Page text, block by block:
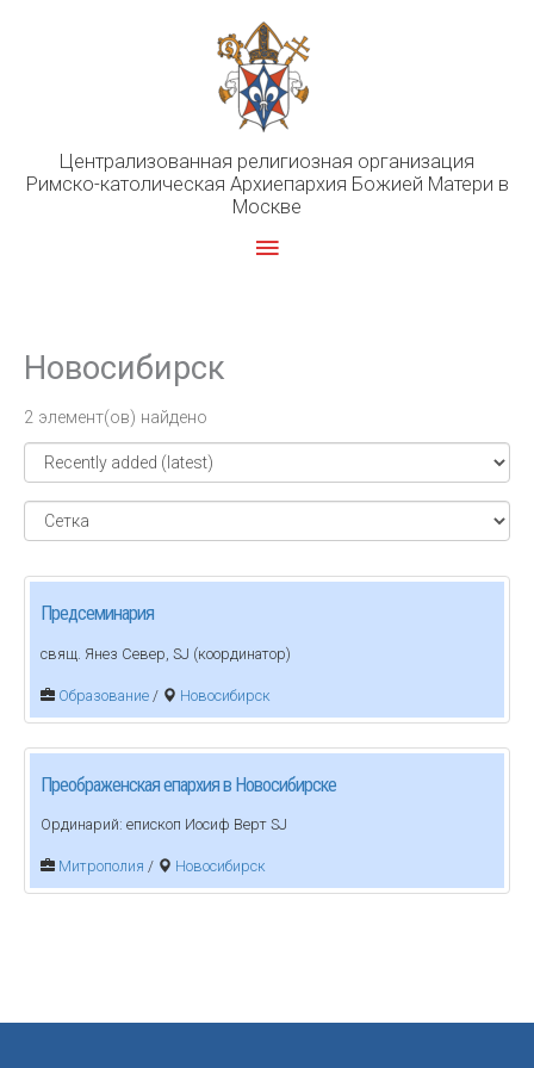
Централизованная религиозная организация
Римско-католическая Архиепархия Божией Матери в
Москве
Главное
Новосибирск
2 элемент(ов) найдено
Предсеминария
свящ. Янез Север, SJ (координатор)
Образование / Новосибирск
Преображенская епархия в Новосибирске
Ординарий: епископ Иосиф Верт SJ
Митрополия / Новосибирск